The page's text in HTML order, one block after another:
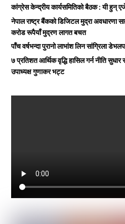
कांग्रेस केन्द्रीय कार्यसमितिको बैठक : यी हुन्
नेपाल राष्ट्र बैंकको डिजिटल मुद्रा अवधारणा
करोड रूपैयाँ मुद्रण लागत बचत
पाँच वर्षभन्दा पुरानो लाभांश लिन सांग्रिला
७ प्रतिशत आर्थिक वृद्धि हासिल गर्न नीति
उपाध्यक्ष गुणाकर भट्ट